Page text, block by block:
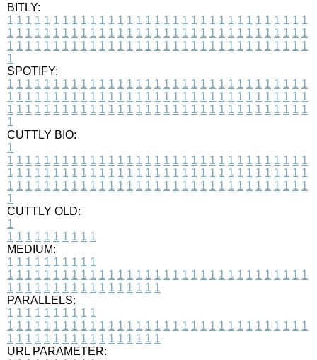
BITLY:
1 1 1 1 1 1 1 1 1 1 1 1 1 1 1 1 1 1 1 1 1 1 1 1 1 1 1 1 1 1 1 1 1
1 1 1 1 1 1 1 1 1 1 1 1 1 1 1 1 1 1 1 1 1 1 1 1 1 1 1 1 1 1 1 1 1
1 1 1 1 1 1 1 1 1 1 1 1 1 1 1 1 1 1 1 1 1 1 1 1 1 1 1 1 1 1 1 1 1
1
SPOTIFY:
1 1 1 1 1 1 1 1 1 1 1 1 1 1 1 1 1 1 1 1 1 1 1 1 1 1 1 1 1 1 1 1 1
1 1 1 1 1 1 1 1 1 1 1 1 1 1 1 1 1 1 1 1 1 1 1 1 1 1 1 1 1 1 1 1 1
1 1 1 1 1 1 1 1 1 1 1 1 1 1 1 1 1 1 1 1 1 1 1 1 1 1 1 1 1 1 1 1 1
1
CUTTLY BIO:
1
1 1 1 1 1 1 1 1 1 1 1 1 1 1 1 1 1 1 1 1 1 1 1 1 1 1 1 1 1 1 1 1 1
1 1 1 1 1 1 1 1 1 1 1 1 1 1 1 1 1 1 1 1 1 1 1 1 1 1 1 1 1 1 1 1 1
1 1 1 1 1 1 1 1 1 1 1 1 1 1 1 1 1 1 1 1 1 1 1 1 1 1 1 1 1 1 1 1 1
1
CUTTLY OLD:
1
1 1 1 1 1 1 1 1 1 1
MEDIUM:
1 1 1 1 1 1 1 1 1 1
1 1 1 1 1 1 1 1 1 1 1 1 1 1 1 1 1 1 1 1 1 1 1 1 1 1 1 1 1 1 1 1 1
1 1 1 1 1 1 1 1 1 1 1 1 1 1 1 1 1
PARALLELS:
1 1 1 1 1 1 1 1 1 1
1 1 1 1 1 1 1 1 1 1 1 1 1 1 1 1 1 1 1 1 1 1 1 1 1 1 1 1 1 1 1 1 1
1 1 1 1 1 1 1 1 1 1 1 1 1 1 1 1 1
URL PARAMETER: